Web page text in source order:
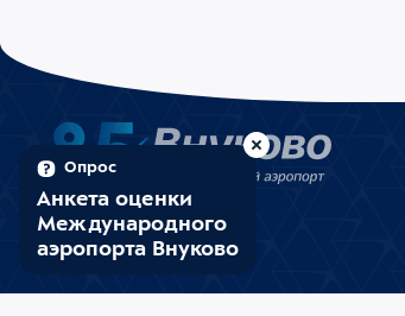
Опрос
Анкета оценки
Международного
аэропорта Внуково